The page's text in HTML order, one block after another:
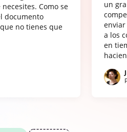
Como se
documento
no tienes que
un
a los
en